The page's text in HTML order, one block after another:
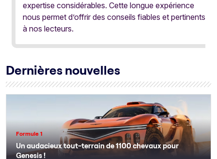
expertise considérables. Cette longue expérience
nous permet d’offrir des conseils fiables et pertinents
à nos lecteurs.
Dernières nouvelles
Formule 1
Un audacieux tout-terrain de 1100 chevaux pour
Genesis !